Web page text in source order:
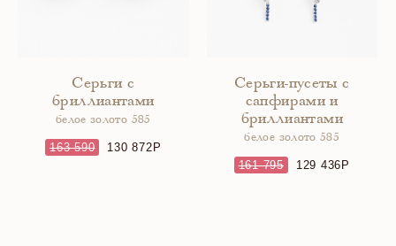
Серьги с
бриллиантами
белое золото 585
163 590 130 872
Серьги-пусеты с
сапфирами и
бриллиантами
белое золото 585
161 795 129 436